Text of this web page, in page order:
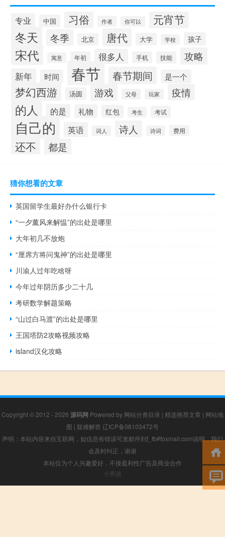
专业 中国 习俗 作者 你可以 元宵节
冬天 冬季 北京 唐代 大学 学校 孩子
宋代 寓意 年初 很多人 手机 技能 攻略
新年 时间 春节 春节期间 是一个
梦幻西游 汤圆 游戏 父母 玩家 疫情
的人 的是 礼物 红包 考生 考试
自己的 英语 词人 诗人 诗词 费用
还不 都是
猜你想看的文章
英国留学生最好办什么银行卡
“一夕薰风来解愠”的出处是哪里
大年初几不放炮
“厘席方将问鬼神”的出处是哪里
川渝人过年吃啥呀
今年过年阴历多少二十几
考研数学解题策略
“山过白马渡”的出处是哪里
王国塔防2攻略视频攻略
island汉化攻略
Copyright © 2012 - 2026 源码网 Powered by 网站分类目录 | 精选推荐文章 | 网站地
图 | 疑难解答 辽ICP备08103472号
声明：本站内容来自互联网，如信息有错误可发邮件到f_fb#foxmail.com说明，我们
会及时纠正，谢谢
本站仅为个人兴趣爱好，不接盈利性广告及商业合作
小男孩